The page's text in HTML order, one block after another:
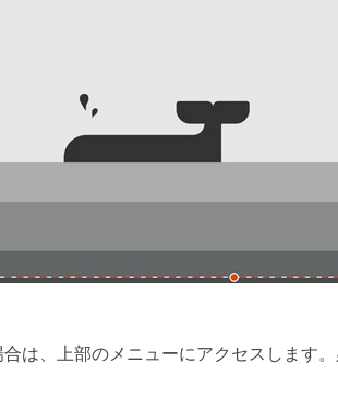
合は、上部のメニューにアクセスします